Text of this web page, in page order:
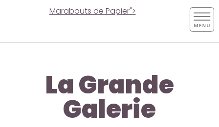
Marabouts de Papier">
La Grande
Galerie